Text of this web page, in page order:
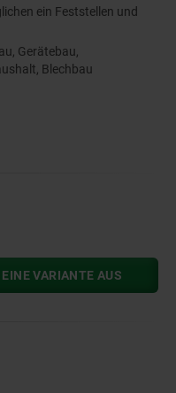
ein Feststellen und
Gerätebau,
Blechbau
VARIANTE AUS